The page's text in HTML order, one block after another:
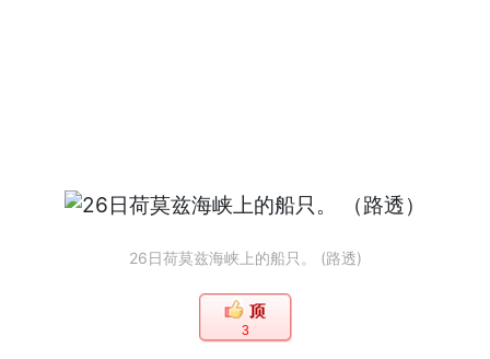
26日荷莫兹海峡上的船只。 (路透)
3